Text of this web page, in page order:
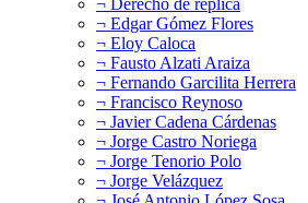
¬ Edgar Gómez Flores
¬ Eloy Caloca
¬ Fausto Alzati Araiza
¬ Fernando Garcilita Herrera
¬ Francisco Reynoso
¬ Javier Cadena Cárdenas
¬ Jorge Castro Noriega
¬ Jorge Tenorio Polo
¬ Jorge Velázquez